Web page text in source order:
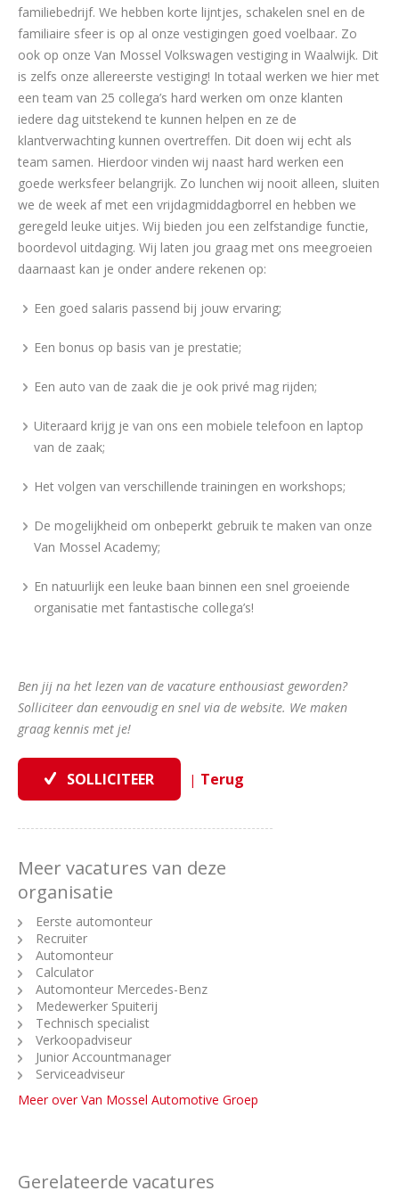
familiebedrijf. We hebben korte lijntjes, schakelen snel en de
familiaire sfeer is op al onze vestigingen goed voelbaar. Zo
ook op onze Van Mossel Volkswagen vestiging in Waalwijk. Dit
is zelfs onze allereerste vestiging! In totaal werken we hier met
een team van 25 collega’s hard werken om onze klanten
iedere dag uitstekend te kunnen helpen en ze de
klantverwachting kunnen overtreffen. Dit doen wij echt als
team samen. Hierdoor vinden wij naast hard werken een
goede werksfeer belangrijk. Zo lunchen wij nooit alleen, sluiten
we de week af met een vrijdagmiddagborrel en hebben we
geregeld leuke uitjes. Wij bieden jou een zelfstandige functie,
boordevol uitdaging. Wij laten jou graag met ons meegroeien
daarnaast kan je onder andere rekenen op:
Een goed salaris passend bij jouw ervaring;
Een bonus op basis van je prestatie;
Een auto van de zaak die je ook privé mag rijden;
Uiteraard krijg je van ons een mobiele telefoon en laptop
van de zaak;
Het volgen van verschillende trainingen en workshops;
De mogelijkheid om onbeperkt gebruik te maken van onze
Van Mossel Academy;
En natuurlijk een leuke baan binnen een snel groeiende
organisatie met fantastische collega’s!
Ben jij na het lezen van de vacature enthousiast geworden?
Solliciteer dan eenvoudig en snel via de website. We maken
graag kennis met je!
|
Meer vacatures van deze
organisatie
Eerste automonteur
Recruiter
Automonteur
Calculator
Automonteur Mercedes-Benz
Medewerker Spuiterij
Technisch specialist
Verkoopadviseur
Junior Accountmanager
Serviceadviseur
Meer over Van Mossel Automotive Groep
Gerelateerde vacatures